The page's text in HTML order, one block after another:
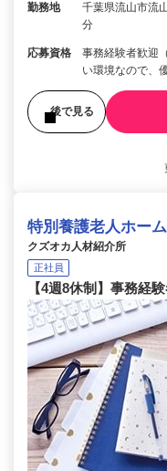
勤務地
千葉県流山市流
分
応募資格
事務経験者歓迎
い環境なので、
後で見る
特別養護老人ホー
クズオカ人材紹介所
正社員
【4週8休制】事務経